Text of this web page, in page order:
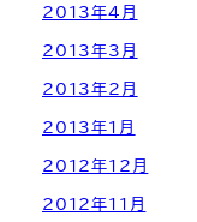
2013年4月
2013年3月
2013年2月
2013年1月
2012年12月
2012年11月